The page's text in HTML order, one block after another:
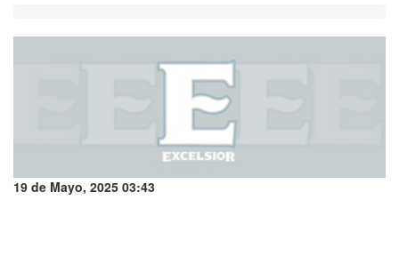
19 de Mayo, 2025 03:43